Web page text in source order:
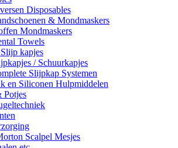
Disposables
& Mondmaskers
Mondmaskers
Towels
kapjes
/ Schuurkapjes
Slijpkap Systemen
en Siliconen Hulpmiddelen
Potjes
Scalpel Mesjes